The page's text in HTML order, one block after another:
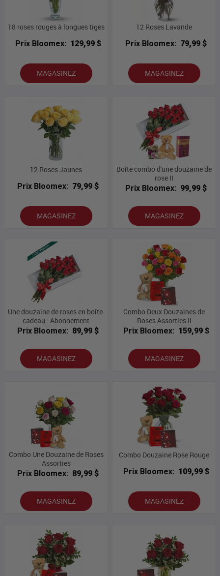
18 roses rouges à longues tiges
Prix Bloomex: 129,99 $
MAGASINEZ
12 Roses Lavande
Prix Bloomex: 79,99 $
MAGASINEZ
12 Roses Jaunes
Prix Bloomex: 79,99 $
MAGASINEZ
Boîte combo d'une douzaine de
rose II
Prix Bloomex: 99,99 $
MAGASINEZ
Une douzaine de roses en boîte-
cadeau - Abonnement
Prix Bloomex: 89,99 $
MAGASINEZ
Combo Deux Douzaines de
Roses Assorties II
Prix Bloomex: 159,99 $
MAGASINEZ
Combo Une Douzaine de Roses
Assorties
Prix Bloomex: 89,99 $
MAGASINEZ
Combo Douzaine Rose Rouge
Prix Bloomex: 109,99 $
MAGASINEZ